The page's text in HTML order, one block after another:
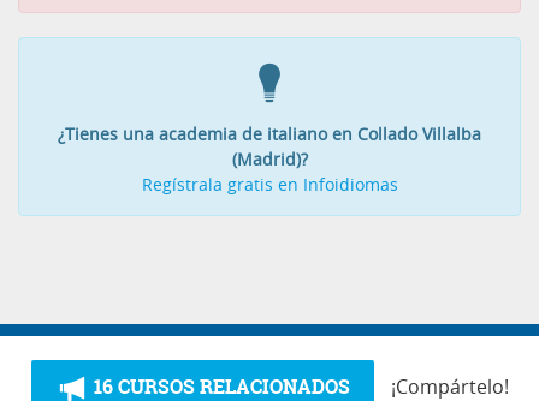
¿Tienes una academia de italiano en Collado Villalba
(Madrid)?
Regístrala gratis en Infoidiomas
16 CURSOS RELACIONADOS ¡Compártelo!